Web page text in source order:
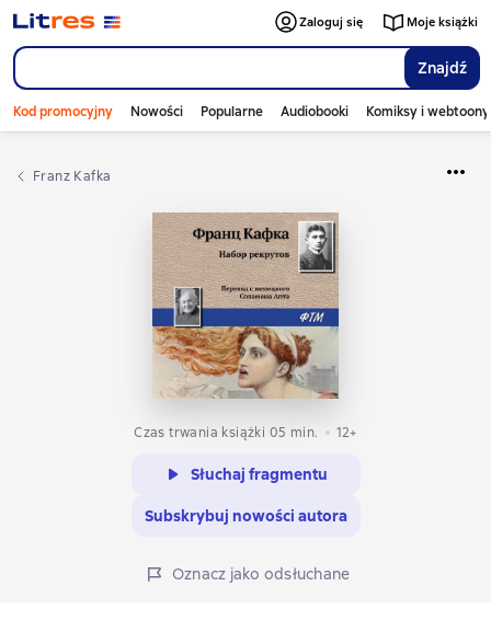
Znajdź
Zaloguj się Moje książki
Kod promocyjny Nowości Popularne Audiobooki Komiksy i webtoony
Franz Kafka
Czas trwania książki 05 min. 12+
Słuchaj fragmentu
Subskrybuj nowości autora
Oznacz jako odsłuchane